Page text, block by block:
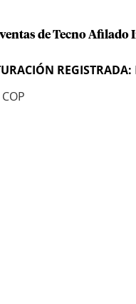
de Tecno Afilado
REGISTRADA: